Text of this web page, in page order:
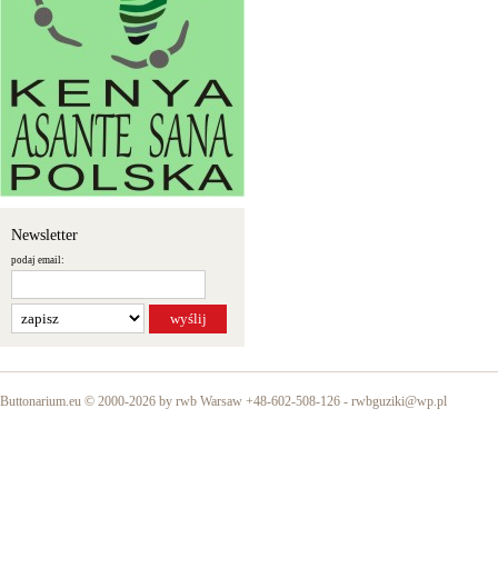
Newsletter
podaj email:
Buttonarium.eu © 2000-2026 by rwb Warsaw +48-602-508-126 - rwbguziki@wp.pl